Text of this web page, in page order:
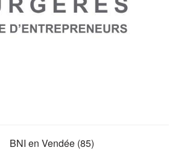
BNI en Vendée (85)